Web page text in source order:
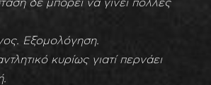
δε μπορεί να γινει πολλές
Εξομολόγηση.
κυρίως γιατί περνάει